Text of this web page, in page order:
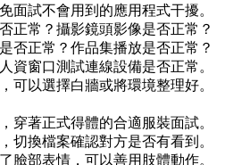
面試不會用到的應用程式干擾。
正常？攝影鏡頭影像是否正常？
否正常？作品集播放是否正常？
資窗口測試連線設備是否正常。
可以選擇白牆或將環境整理好。
穿著正式得體的合適服裝面試。
切換檔案確認對方是否有看到。
臉部表情，可以善用肢體動作。